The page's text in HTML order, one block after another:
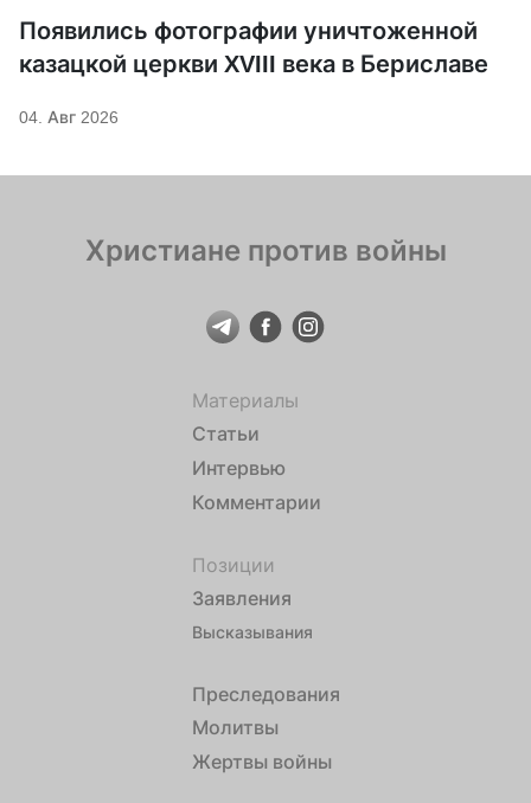
Появились фотографии уничтоженной
казацкой церкви XVIII века в Бериславе
04. Авг 2026
Христиане против войны
Материалы
Статьи
Интервью
Комментарии
Позиции
Заявления
Высказывания
Преследования
Молитвы
Жертвы войны